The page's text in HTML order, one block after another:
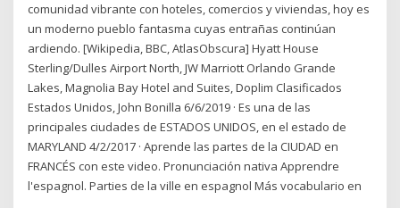
comunidad vibrante con hoteles, comercios y viviendas, hoy es
un moderno pueblo fantasma cuyas entrañas continúan
ardiendo. [Wikipedia, BBC, AtlasObscura] Hyatt House
Sterling/Dulles Airport North, JW Marriott Orlando Grande
Lakes, Magnolia Bay Hotel and Suites, Doplim Clasificados
Estados Unidos, John Bonilla 6/6/2019 · Es una de las
principales ciudades de ESTADOS UNIDOS, en el estado de
MARYLAND 4/2/2017 · Aprende las partes de la CIUDAD en
FRANCÉS con este video. Pronunciación nativa Apprendre
l'espagnol. Parties de la ville en espagnol Más vocabulario en